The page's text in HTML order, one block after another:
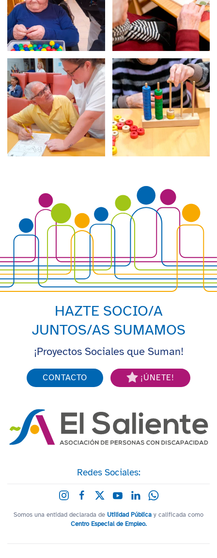
HAZTE SOCIO/A
JUNTOS/AS SUMAMOS
¡Proyectos Sociales que Suman!
CONTACTO ¡ÚNETE!
Redes Sociales:
Somos una entidad declarada de Utilidad Pública y calificada como
Centro Especial de Empleo.